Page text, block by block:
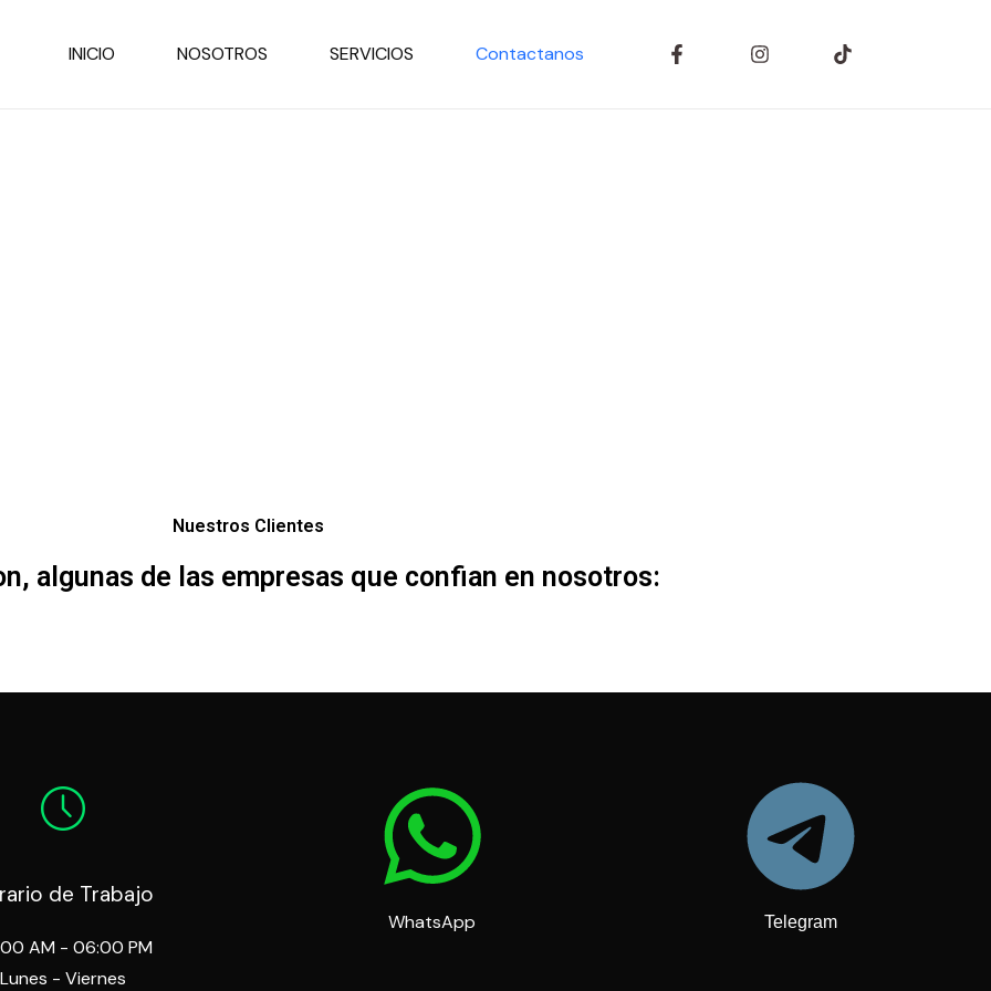
INICIO NOSOTROS SERVICIOS Contactanos
Nuestros Clientes
algunas de las empresas que confian en nosotros:
de Trabajo
AM - 06:00 PM
Lunes - Viernes
WhatsApp Telegram